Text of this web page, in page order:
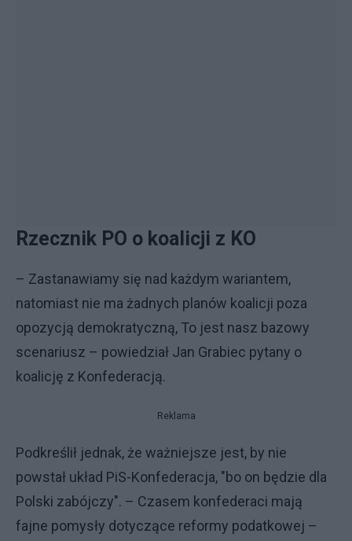
Rzecznik PO o koalicji z KO
– Zastanawiamy się nad każdym wariantem,
natomiast nie ma żadnych planów koalicji poza
opozycją demokratyczną, To jest nasz bazowy
scenariusz – powiedział Jan Grabiec pytany o
koalicję z Konfederacją.
Reklama
Podkreślił jednak, że ważniejsze jest, by nie
powstał układ PiS-Konfederacja, "bo on będzie dla
Polski zabójczy". – Czasem konfederaci mają
fajne pomysły dotyczące reformy podatkowej –